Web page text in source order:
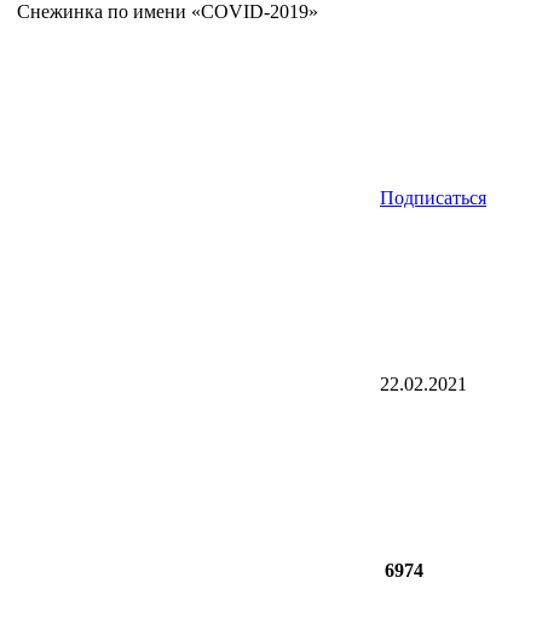
Снежинка по имени «COVID-2019»
Подписаться
22.02.2021
6974